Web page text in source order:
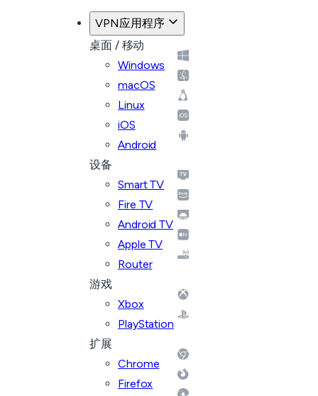
VPN应用程序
桌面 / 移动
Windows
macOS
Linux
iOS
Android
设备
Smart TV
Fire TV
Android TV
Apple TV
Router
游戏
Xbox
PlayStation
扩展
Chrome
Firefox